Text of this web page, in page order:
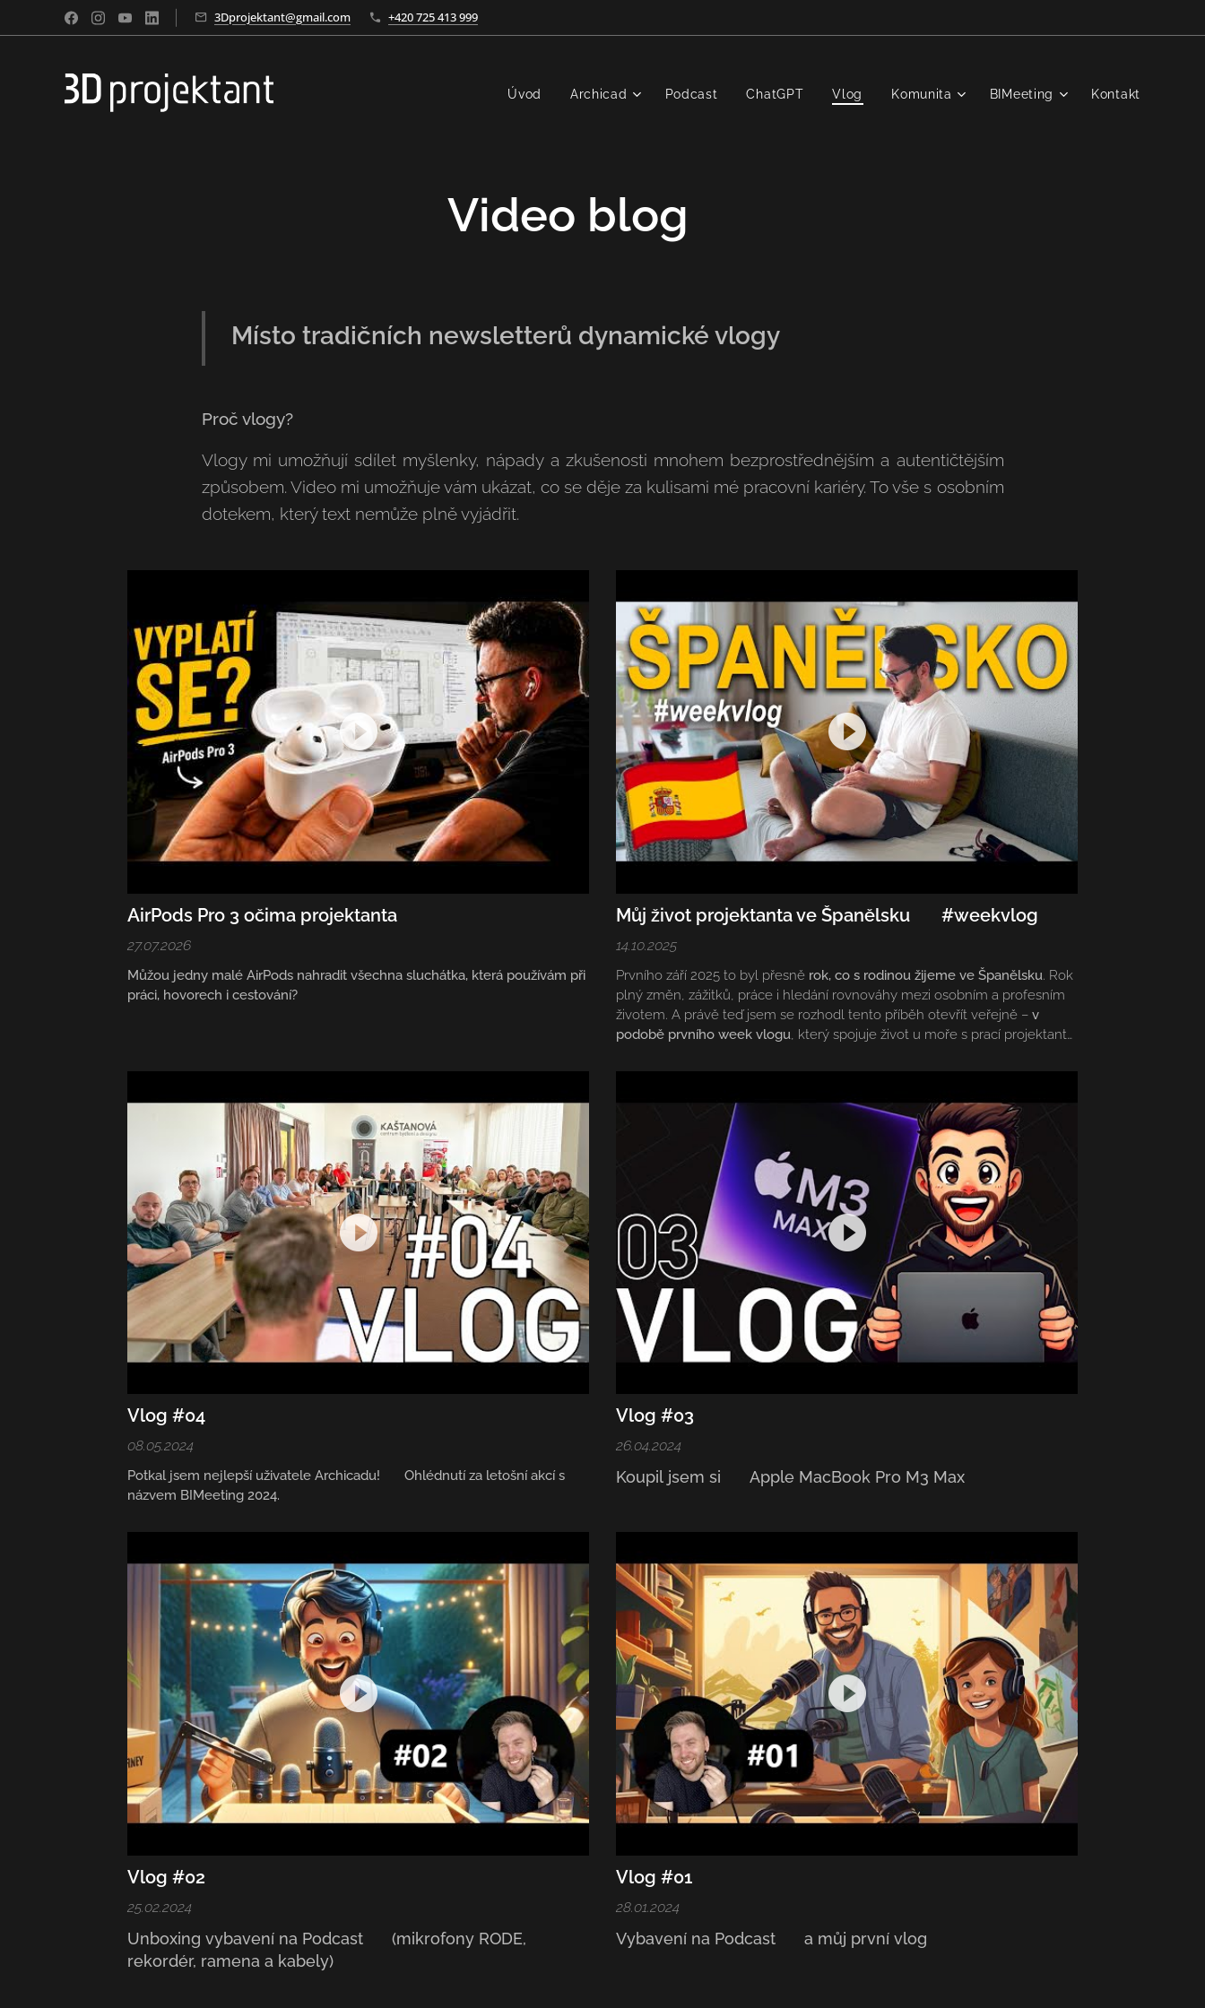
3Dprojektant@gmail.com +420 725 413 999
Úvod Archicad Podcast ChatGPT Vlog Komunita BIMeeting Kontakt
Video blog
Místo tradičních newsletterů dynamické vlogy 🎥
Proč vlogy?
Vlogy mi umožňují sdílet myšlenky, nápady a zkušenosti mnohem bezprostřednějším a autentičtějším
způsobem. Video mi umožňuje vám ukázat, co se děje za kulisami mé pracovní kariéry. To vše s osobním
dotekem, který text nemůže plně vyjádřit.
AirPods Pro 3 očima projektanta
27.07.2026
Můžou jedny malé AirPods nahradit všechna sluchátka, která používám při
práci, hovorech i cestování?
Můj život projektanta ve Španělsku 🇪🇸 #weekvlog
14.10.2025
Prvního září 2025 to byl přesně rok, co s rodinou žijeme ve Španělsku. Rok
plný změn, zážitků, práce i hledání rovnováhy mezi osobním a profesním
životem. A právě teď jsem se rozhodl tento příběh otevřít veřejně – v
podobě prvního week vlogu , který spojuje život u moře s prací projektanta
Vlog #04
08.05.2024
Potkal jsem nejlepší uživatele Archicadu! 🔥 Ohlédnutí za letošní akcí s
názvem BIMeeting 2024.
Vlog #03
26.04.2024
Koupil jsem si 💻 Apple MacBook Pro M3 Max
Vlog #02
25.02.2024
Unboxing vybavení na Podcast 🎧 (mikrofony RODE,
rekordér, ramena a kabely)
Vlog #01
28.01.2024
Vybavení na Podcast 🎧 a můj první vlog